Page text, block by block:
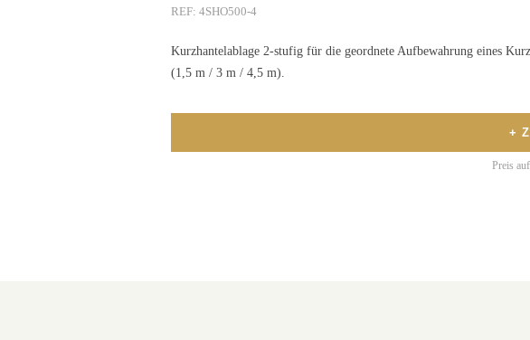
REF:4SHO500-4
Kurzhantelablage 2-stufig für die geordnete Aufbewahrung eines
(1,5 m / 3 m / 4,5 m).
+
Preis